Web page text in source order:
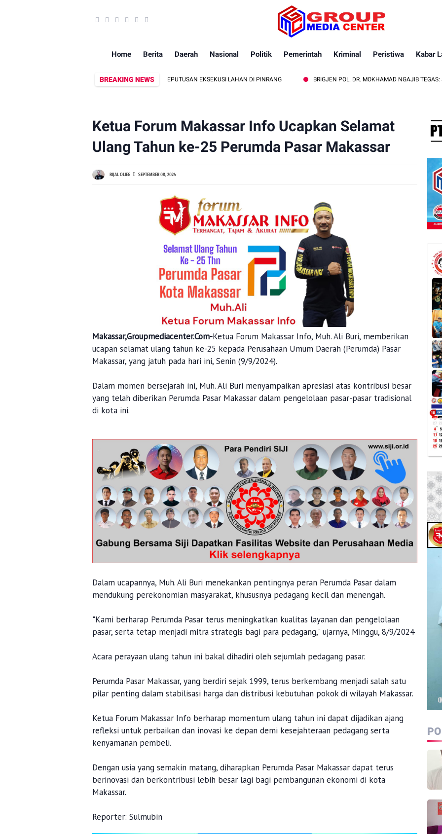
Home Berita Daerah Nasional Politik Pemerintah Kriminal Peristiwa Kabar
BREAKING NEWS
BATALYON B PELOPOR KAWAL PEMBACAAN KEPUTUSAN EKSEKUSI LAHAN DI PINRANG BRIGJEN POL. DR. MOKHAMAD NGAJIB TEGAS: STOP
Ketua Forum Makassar Info Ucapkan Selamat
Ulang Tahun ke-25 Perumda Pasar Makassar
RIJAL OLIEG SEPTEMBER 08, 2024
Makassar,Groupmediacenter.Com-Ketua Forum Makassar Info, Muh. Ali Buri, memberikan
ucapan selamat ulang tahun ke-25 kepada Perusahaan Umum Daerah (Perumda) Pasar
Makassar, yang jatuh pada hari ini, Senin (9/9/2024).
Dalam momen bersejarah ini, Muh. Ali Buri menyampaikan apresiasi atas kontribusi besar
yang telah diberikan Perumda Pasar Makassar dalam pengelolaan pasar-pasar tradisional
di kota ini.
Dalam ucapannya, Muh. Ali Buri menekankan pentingnya peran Perumda Pasar dalam
mendukung perekonomian masyarakat, khususnya pedagang kecil dan menengah.
"Kami berharap Perumda Pasar terus meningkatkan kualitas layanan dan pengelolaan
pasar, serta tetap menjadi mitra strategis bagi para pedagang," ujarnya, Minggu, 8/9/2024
Acara perayaan ulang tahun ini bakal dihadiri oleh sejumlah pedagang pasar.
Perumda Pasar Makassar, yang berdiri sejak 1999, terus berkembang menjadi salah satu
pilar penting dalam stabilisasi harga dan distribusi kebutuhan pokok di wilayah Makassar.
Ketua Forum Makassar Info berharap momentum ulang tahun ini dapat dijadikan ajang
refleksi untuk perbaikan dan inovasi ke depan demi kesejahteraan pedagang serta
kenyamanan pembeli.
Dengan usia yang semakin matang, diharapkan Perumda Pasar Makassar dapat terus
berinovasi dan berkontribusi lebih besar lagi bagi pembangunan ekonomi di kota
Makassar.
Reporter: Sulmubin